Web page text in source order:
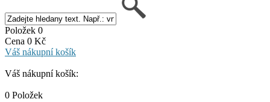
Položek 0
Cena 0 Kč
Váš nákupní košík
Váš nákupní košík:
0 Položek